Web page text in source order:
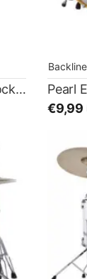
Pearl D-790 Drum Throne Hocker
Backline
Pearl
€9,99